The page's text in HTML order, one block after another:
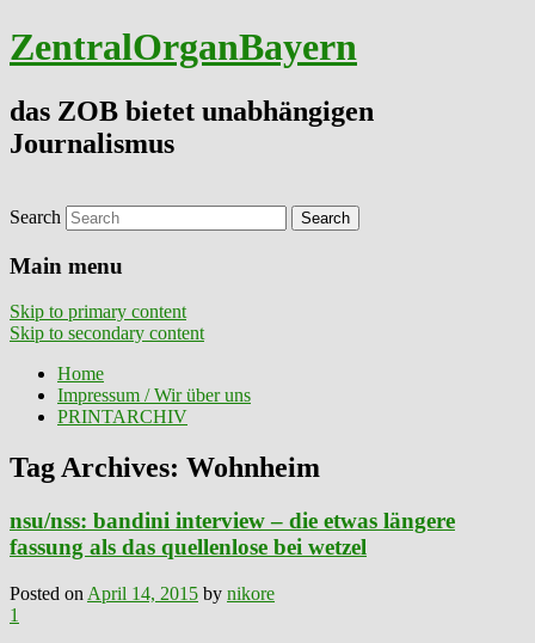
ZentralOrganBayern
das ZOB bietet unabhängigen
Journalismus
Search
Main menu
Skip to primary content
Skip to secondary content
Home
Impressum / Wir über uns
PRINTARCHIV
Tag Archives: Wohnheim
nsu/nss: bandini interview – die etwas längere
fassung als das quellenlose bei wetzel
Posted on April 14, 2015 by nikore
1